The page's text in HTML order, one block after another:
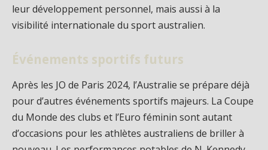
leur développement personnel, mais aussi à la
visibilité internationale du sport australien.
Événements sportifs futurs
Après les JO de Paris 2024, l’Australie se prépare déjà
pour d’autres événements sportifs majeurs. La Coupe
du Monde des clubs et l’Euro féminin sont autant
d’occasions pour les athlètes australiens de briller à